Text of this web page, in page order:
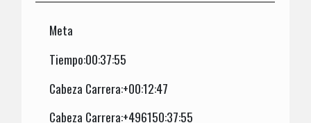
Meta
Tiempo:00:37:55
Cabeza Carrera:+00:12:47
Cabeza Carrera:+496150:37:55